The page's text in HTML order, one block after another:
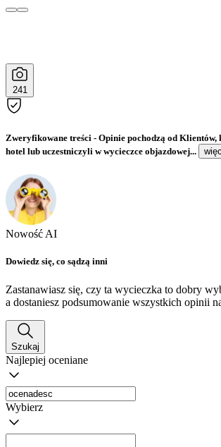
241
Zweryfikowane treści - Opinie pochodzą od
hotel lub uczestniczyli w wycieczce objazdowej...
Nowość AI
Dowiedz się, co sądzą inni
Zastanawiasz się, czy ta wycieczka to dobry
a dostaniesz podsumowanie wszystkich opinii
Szukaj
Najlepiej oceniane
Wybierz